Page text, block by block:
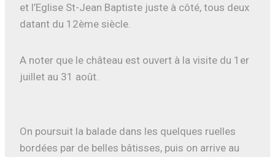
et l’Eglise St-Jean Baptiste juste à côté, tous deux
datant du 12ème siècle.
A noter que le château est ouvert à la visite du 1er
juillet au 31 août.
On poursuit la balade dans les quelques ruelles
bordées par de belles bâtisses, puis on arrive au